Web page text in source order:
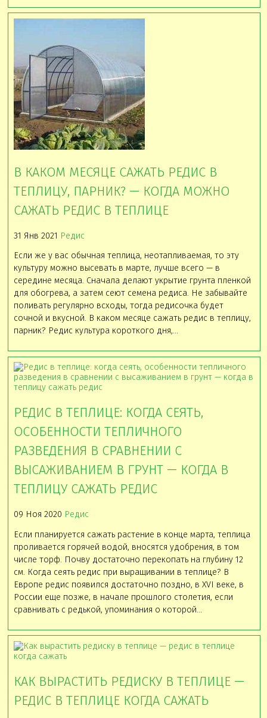
В КАКОМ МЕСЯЦЕ САЖАТЬ РЕДИС В
ТЕПЛИЦУ, ПАРНИК? — КОГДА МОЖНО
САЖАТЬ РЕДИС В ТЕПЛИЦЕ
31 Янв 2021 Редис
Если же у вас обычная теплица, неотапливаемая, то эту
культуру можно высевать в марте, лучше всего — в
середине месяца. Сначала делают укрытие грунта пленкой
для обогрева, а затем сеют семена редиса. Не забывайте
поливать регулярно всходы, тогда редисочка будет
сочной и вкусной. В каком месяце сажать редис в теплицу,
парник? Редис культура короткого дня,…
РЕДИС В ТЕПЛИЦЕ: КОГДА СЕЯТЬ,
ОСОБЕННОСТИ ТЕПЛИЧНОГО
РАЗВЕДЕНИЯ В СРАВНЕНИИ С
ВЫСАЖИВАНИЕМ В ГРУНТ — КОГДА В
ТЕПЛИЦУ САЖАТЬ РЕДИС
09 Ноя 2020 Редис
Если планируется сажать растение в конце марта, теплица
проливается горячей водой, вносятся удобрения, в том
числе торф. Почву достаточно перекопать на глубину 12
см. Когда сеять редис при выращивании в теплице? В
Европе редис появился достаточно поздно, в XVI веке, в
России еще позже, в начале прошлого столетия, если
сравнивать с редькой, упоминания о которой…
КАК ВЫРАСТИТЬ РЕДИСКУ В ТЕПЛИЦЕ —
РЕДИС В ТЕПЛИЦЕ КОГДА САЖАТЬ